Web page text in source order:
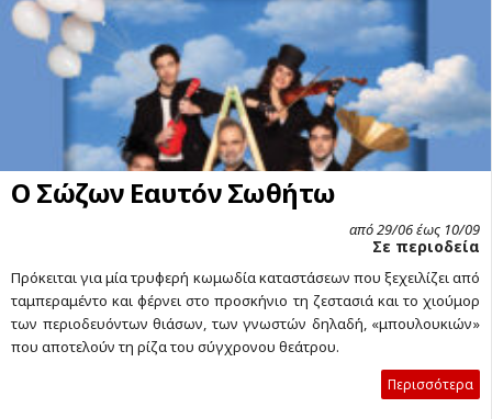
Ο Σώζων Εαυτόν Σωθήτω
από 29/06 έως 10/09
Σε περιοδεία
Πρόκειται για μία τρυφερή κωμωδία καταστάσεων που ξεχειλίζει από
ταμπεραμέντο και φέρνει στο προσκήνιο τη ζεστασιά και το χιούμορ
των περιοδευόντων θιάσων, των γνωστών δηλαδή, «μπουλουκιών»
που αποτελούν τη ρίζα του σύγχρονου θεάτρου.
Περισσότερα